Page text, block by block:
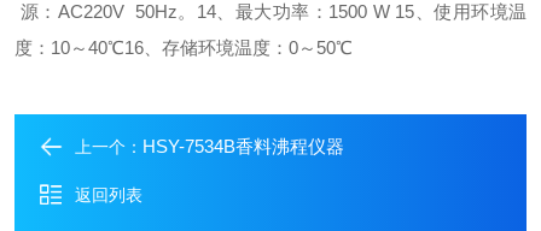
源：AC220V 50Hz。 14、最大功率：1500 W 15、使用环境温
度：10～40℃16、存储环境温度：0～50℃
上一个： HSY-7534B香料沸程仪器
返回列表